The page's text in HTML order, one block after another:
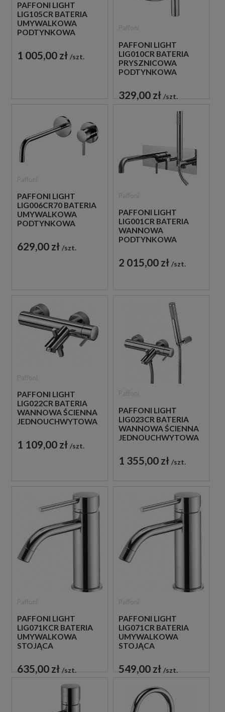
PAFFONI LIGHT
LIG105CR BATERIA
UMYWALKOWA
PODTYNKOWA
CHROM
1 005,00 zł szt.
PAFFONI LIGHT
LIG010CR BATERIA
PRYSZNICOWA
PODTYNKOWA
CHROM
329,00 zł szt.
PAFFONI LIGHT
LIG006CR70 BATERIA
UMYWALKOWA
PODTYNKOWA
CHROM
629,00 zł szt.
PAFFONI LIGHT
LIG001CR BATERIA
WANNOWA
PODTYNKOWA
CHROM
2 015,00 zł szt.
PAFFONI LIGHT
LIG022CR BATERIA
WANNOWA ŚCIENNA
JEDNOUCHWYTOWA
1 109,00 zł szt.
PAFFONI LIGHT
LIG023CR BATERIA
WANNOWA ŚCIENNA
JEDNOUCHWYTOWA
1 355,00 zł szt.
PAFFONI LIGHT
LIG071KCR BATERIA
UMYWALKOWA
STOJĄCA
CHROM
635,00 zł szt.
PAFFONI LIGHT
LIG071CR BATERIA
UMYWALKOWA
STOJĄCA
CHROM
549,00 zł szt.